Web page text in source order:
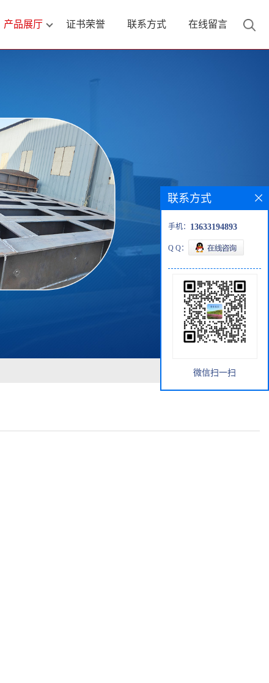
产品展厅 证书荣誉 联系方式 在线留言
联系方式
手机： 13633194893
Q Q：
微信扫一扫